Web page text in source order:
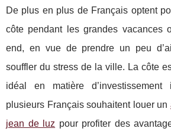
De plus en plus de Français optent
côte pendant les grandes vacances
end, en vue de prendre un peu
souffler du stress de la ville. La côte
idéal en matière d’investissement
plusieurs Français souhaitent louer un
jean de luz pour profiter des